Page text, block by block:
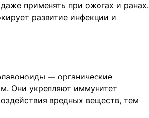
применять при ожогах и ранах.
развитие инфекции и
— органические
Они укрепляют иммунитет
вредных веществ, тем